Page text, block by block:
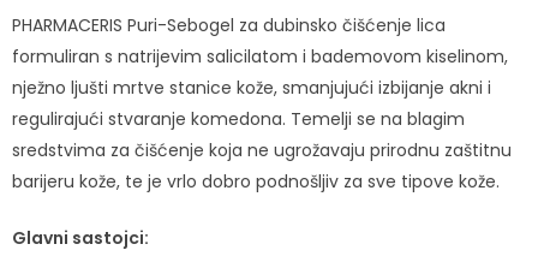
PHARMACERIS Puri-Sebogel za dubinsko čišćenje lica
formuliran s natrijevim salicilatom i bademovom kiselinom,
nježno ljušti mrtve stanice kože, smanjujući izbijanje akni i
regulirajući stvaranje komedona. Temelji se na blagim
sredstvima za čišćenje koja ne ugrožavaju prirodnu zaštitnu
barijeru kože, te je vrlo dobro podnošljiv za sve tipove kože.
Glavni sastojci: